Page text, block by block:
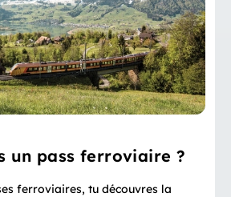
un pass ferroviaire ?
ferroviaires, tu découvres la